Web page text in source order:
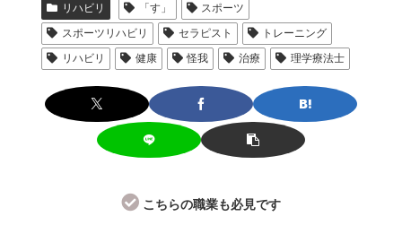
リハビリ 「す」
スポーツ
スポーツリハビリ
セラピスト
トレーニング
リハビリ
健康 怪我 治療 理学療法士
こちらの職業も必見です